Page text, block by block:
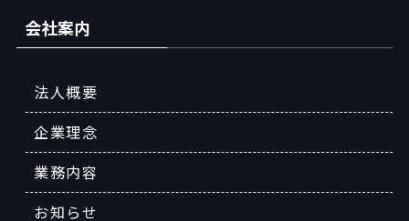
会社案内
法人概要
企業理念
業務内容
お知らせ